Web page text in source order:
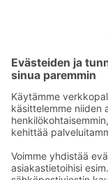
S-ryhmän
S-ryhmä
Asiakasomistajuus
Yhteishyvä Ruoka -
S-ostoslista -sovellus
Prisma.fi
Sokos.fi
S-Pankki
Yhteishyvä